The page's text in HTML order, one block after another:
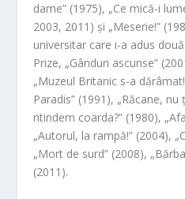
dame” (1975), „Ce mică-i
2003, 2011) și „Meserie!”
universitar care i-a adus
Prize, „Gânduri ascunse”
„Muzeul Britanic s-a
Paradis” (1991), „Răcane, nu
ntindem coarda?” (1980),
„Autorul, la rampă!” (2004),
„Mort de surd” (2008),
(2011).